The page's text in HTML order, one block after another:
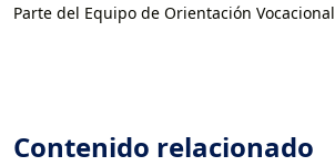
Parte del Equipo de Orientación Vocacional
Contenido relacionado